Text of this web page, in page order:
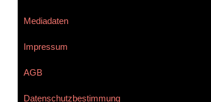
Mediadaten
Impressum
AGB
Datenschutzbestimmung